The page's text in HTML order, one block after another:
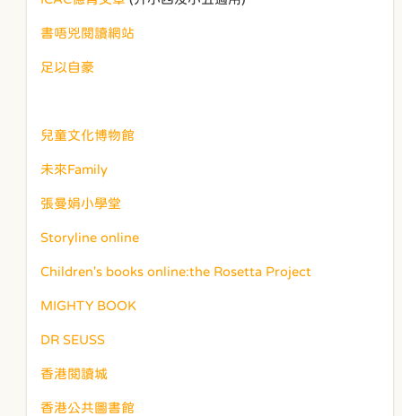
書唔兇閱讀網站
足以自豪
兒童文化博物館
未來Family
張曼娟小學堂
Storyline online
Children's books online:the Rosetta Project
MIGHTY BOOK
DR SEUSS
香港閱讀城
香港公共圖書館